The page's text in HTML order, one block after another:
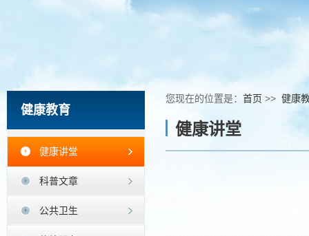
健康教育
健康讲堂
科普文章
公共卫生
您现在的位置是： 首页 >> 健康
健康讲堂